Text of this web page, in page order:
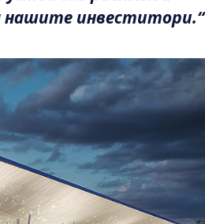
нашите инвеститори.“